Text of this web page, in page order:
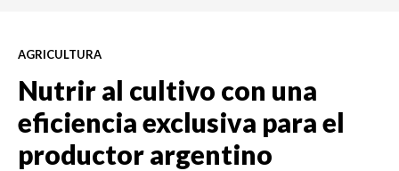
AGRICULTURA
Nutrir al cultivo con una
eficiencia exclusiva para el
productor argentino